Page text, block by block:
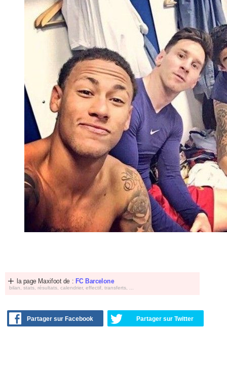
la page Maxifoot de : FC Barcelone
bilan, stats, résultats, calendrier, effectif, transferts, ...
Partager sur Facebook Partager sur Twitter